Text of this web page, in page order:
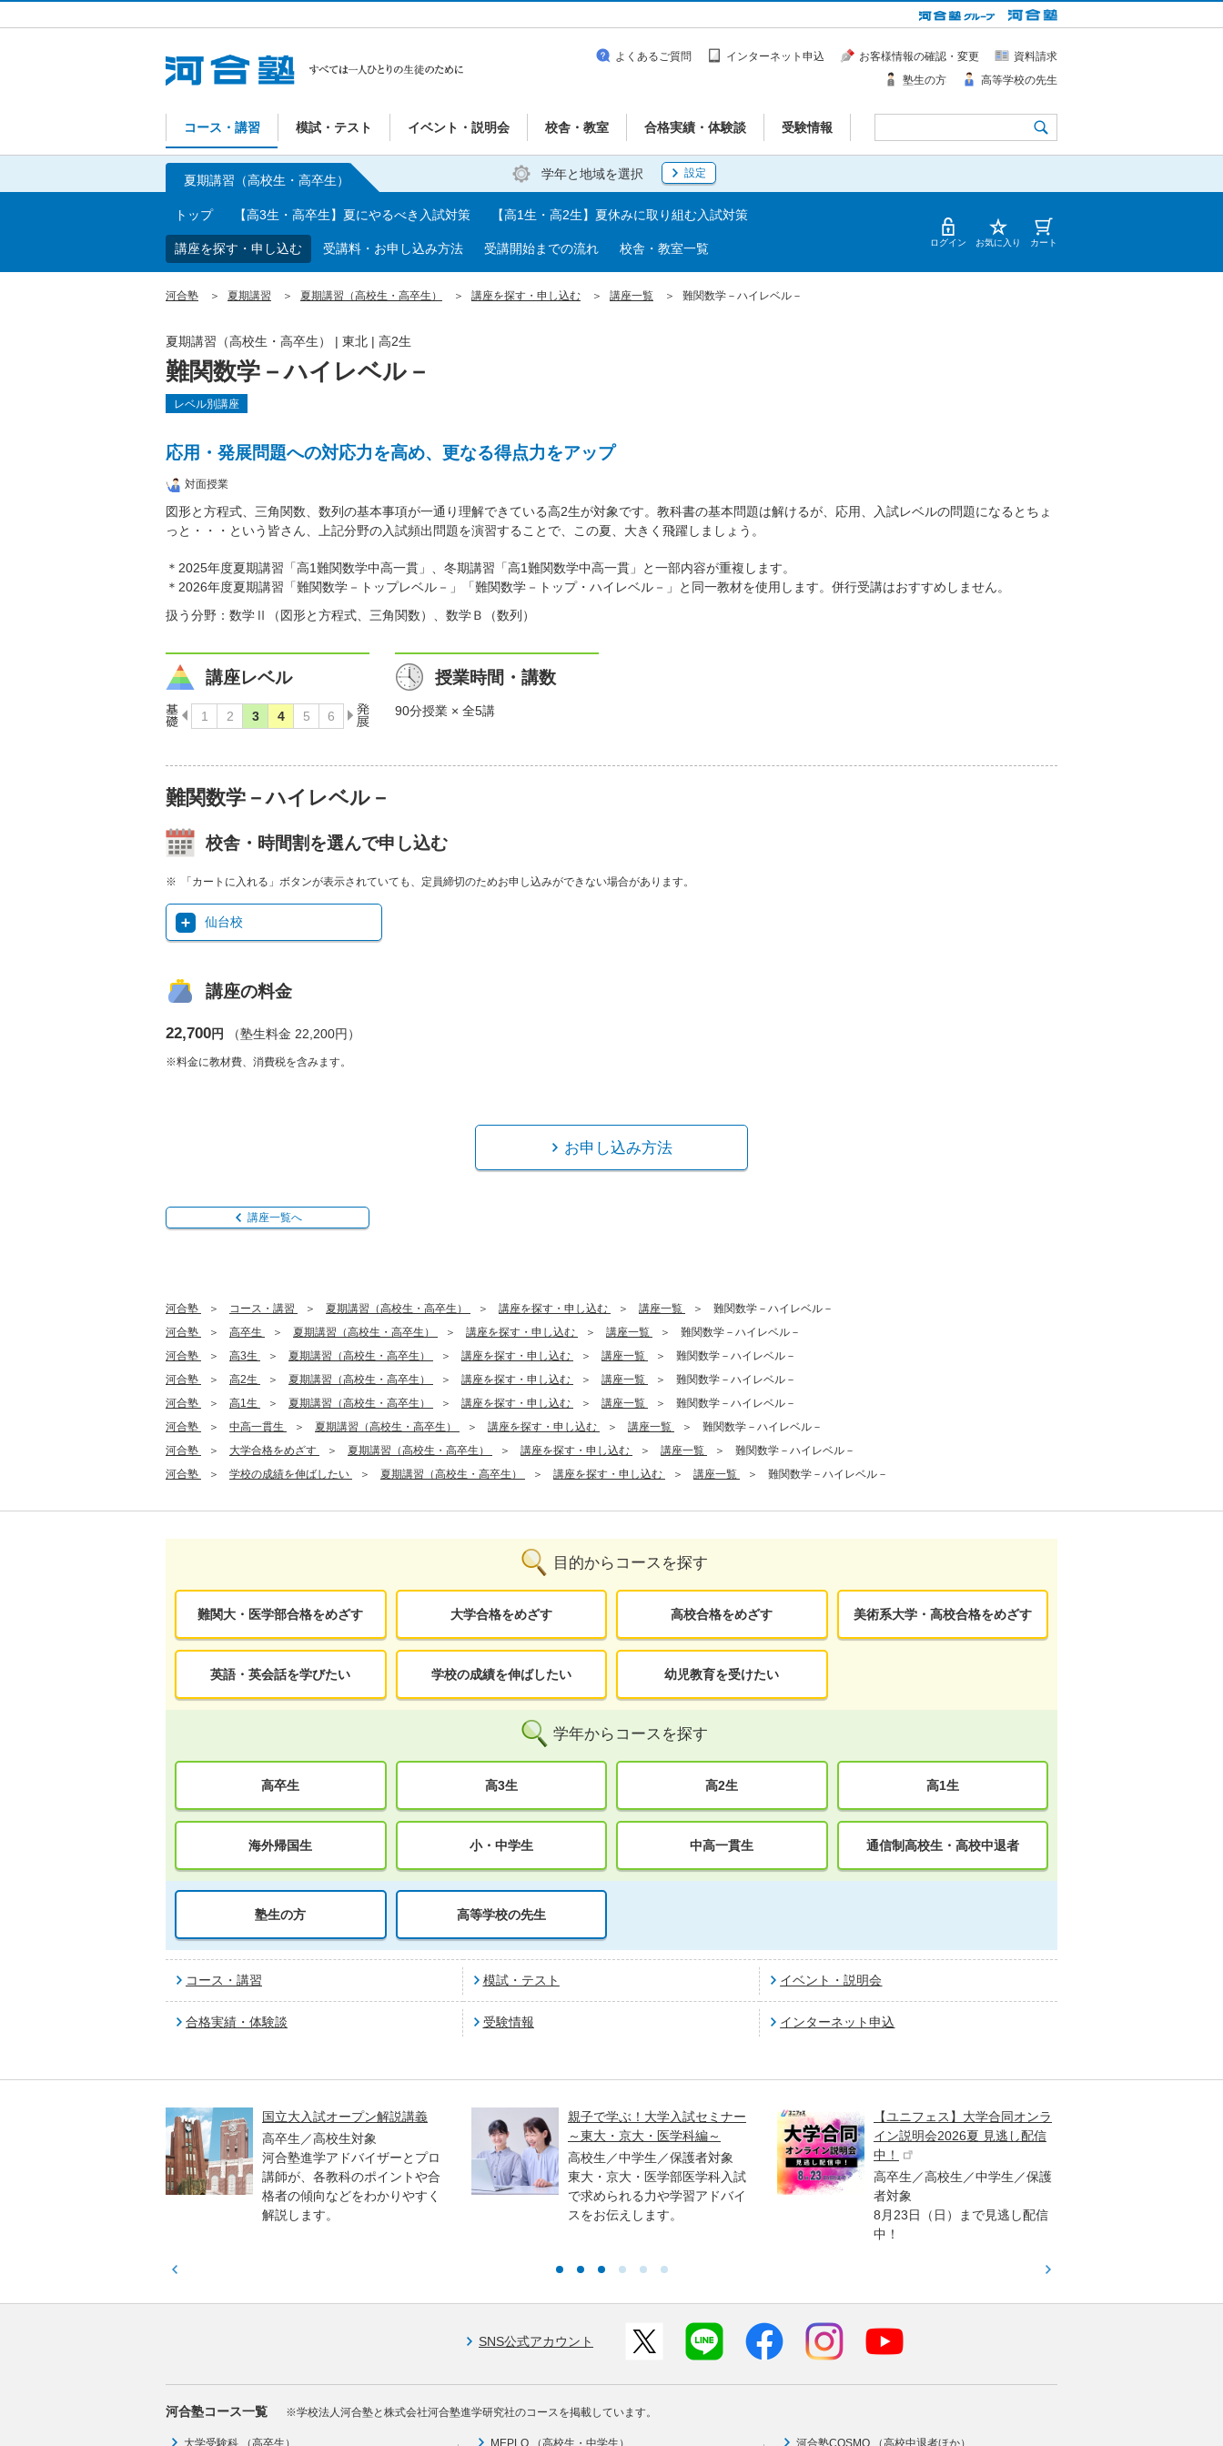
コース・講習 模試・テスト イベント・説明会 校舎・教室 合格実績・体験談 受験情報
よくあるご質問 インターネット申込 お客様情報の確認・変更
資料請求
塾生の方
高等学校の先生
学年と地域を選択 設定
夏期講習（高校生・高卒生）
トップ 【高3生・高卒生】夏にやるべき入試対策 【高1生・高2生】夏休みに取り組む入試対策
講座を探す・申し込む 受講料・お申し込み方法 受講開始までの流れ 校舎・教室一覧 ログイン お気に入り カート
河合塾 夏期講習 夏期講習（高校生・高卒生） 講座を探す・申し込む 講座一覧 難関数学－ハイレベル－
難関数学－ハイレベル－
夏期講習（高校生・高卒生） | 東北 | 高2生
レベル別講座
応用・発展問題への対応力を高め、更なる得点力をアップ
対面授業
図形と方程式、三角関数、数列の基本事項が一通り理解できている高2生が対象です。教科書の基本問題は解けるが、応用、入試レベルの問題になるとちょ
っと・・・という皆さん、上記分野の入試頻出問題を演習することで、この夏、大きく飛躍しましょう。
＊2025年度夏期講習「高1難関数学中高一貫」、冬期講習「高1難関数学中高一貫」と一部内容が重複します。
＊2026年度夏期講習「難関数学－トップレベル－」「難関数学－トップ・ハイレベル－」と同一教材を使用します。併行受講はおすすめしません。
扱う分野：数学Ⅱ（図形と方程式、三角関数）、数学Ｂ（数列）
講座レベル 授業時間・講数
90分授業 × 全5講
難関数学－ハイレベル－
校舎・時間割を選んで申し込む
「カートに入れる」ボタンが表示されていても、定員締切のためお申し込みができない場合があります。
仙台校
講座の料金
22,700円 （塾生料金 22,200円）
※料金に教材費、消費税を含みます。
お申し込み方法
講座一覧へ
河合塾 コース・講習 夏期講習（高校生・高卒生） 講座を探す・申し込む 講座一覧
難関数学－ハイレベル－
河合塾
高卒生 夏期講習（高校生・高卒生） 講座を探す・申し込む 講座一覧
難関数学－ハイレベル－
河合塾
高3生 夏期講習（高校生・高卒生） 講座を探す・申し込む 講座一覧
難関数学－ハイレベル－
河合塾
高2生 夏期講習（高校生・高卒生） 講座を探す・申し込む 講座一覧
難関数学－ハイレベル－
河合塾
高1生 夏期講習（高校生・高卒生） 講座を探す・申し込む 講座一覧
難関数学－ハイレベル－
河合塾
中高一貫生 夏期講習（高校生・高卒生） 講座を探す・申し込む 講座一覧
難関数学－ハイレベル－
河合塾
大学合格をめざす 夏期講習（高校生・高卒生） 講座を探す・申し込む 講座一覧
難関数学－ハイレベル－
河合塾
学校の成績を伸ばしたい 夏期講習（高校生・高卒生） 講座を探す・申し込む 講座一覧 難関数学－ハイレベル－
目的からコースを探す
難関大・医学部合格をめざす 大学合格をめざす 高校合格をめざす 美術系大学・高校合格をめざす
英語・英会話を学びたい 学校の成績を伸ばしたい 幼児教育を受けたい
学年からコースを探す
高卒生 高3生 高2生 高1生
海外帰国生 小・中学生 中高一貫生 通信制高校生・高校中退者
塾生の方 高等学校の先生
コース・講習 模試・テスト イベント・説明会
合格実績・体験談 受験情報 インターネット申込
国立大入試オープン解説講義
高卒生／高校生対象
河合塾進学アドバイザーとプロ
講師が、各教科のポイントや合
格者の傾向などをわかりやすく
解説します。
親子で学ぶ！大学入試セミナー
～東大・京大・医学科編～
高校生／中学生／保護者対象
東大・京大・医学部医学科入試
で求められる力や学習アドバイ
スをお伝えします。
【ユニフェス】大学合同オンラ
イン説明会2026夏 見逃し配信
中！
高卒生／高校生／中学生／保護
者対象
8月23日（日）まで見逃し配信
中！
SNS公式アカウント
河合塾コース一覧 ※学校法人河合塾と株式会社河合塾進学研究社のコースを掲載しています。